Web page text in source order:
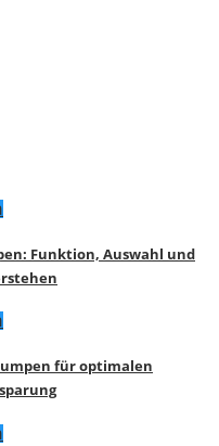
Funktion, Auswahl und
für optimalen